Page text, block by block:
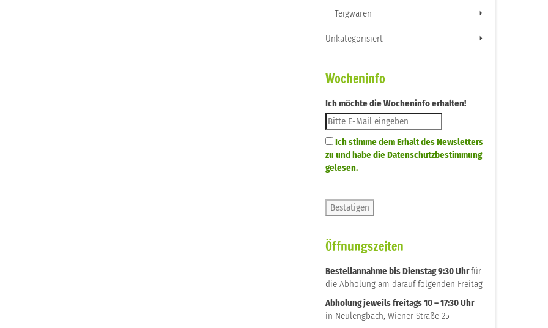
Teigwaren
Unkategorisiert
Wocheninfo
Ich möchte die Wocheninfo erhalten!
Ich stimme dem Erhalt des Newsletters
zu und habe die Datenschutzbestimmung
gelesen.
Öffnungszeiten
Bestellannahme bis Dienstag 9:30 Uhrfür
die Abholung am darauf folgenden Freitag
Abholung jeweils freitags 10 – 17:30 Uhr
in Neulengbach, Wiener Straße 25